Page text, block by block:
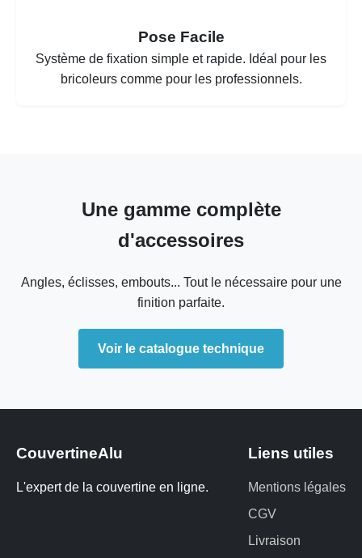
Pose Facile
Système de fixation simple et rapide. Idéal pour les
bricoleurs comme pour les professionnels.
Une gamme complète
d'accessoires
Angles, éclisses, embouts... Tout le nécessaire pour une
finition parfaite.
Voir le catalogue technique
CouvertineAlu
L'expert de la couvertine en ligne.
Liens utiles
Mentions légales
CGV
Livraison